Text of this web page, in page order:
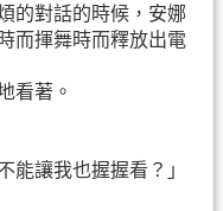
的對話的時候，安娜
而揮舞時而釋放出電
看著。
讓我也握握看？」